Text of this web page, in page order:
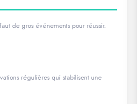
de gros événements pour réussir.
régulières qui stabilisent une